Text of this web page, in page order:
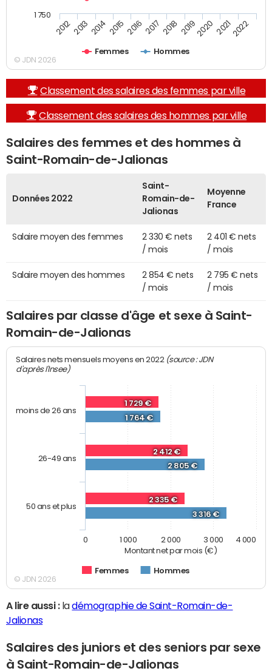
Femmes Hommes
2012 2013 2014 2015 2016 2017 2018 20192020 20212022
1 750
© JDN 2026
Classement des salaires des femmes par ville
Classement des salaires des hommes par ville
Salaires des femmes et des hommes à
Saint-Romain-de-Jalionas
Données 2022
Saint-
Romain-de-
Jalionas
Moyenne
France
Salaire moyen des femmes
2 330 € nets
/ mois
2 401 € nets
/ mois
Salaire moyen des hommes
2 854 € nets
/ mois
2 795 € nets
/ mois
Salaires par classe d'âge et sexe à Saint-
Romain-de-Jalionas
Montant net par mois (€)
Salaires nets mensuels moyens en 2022 (source : JDN
d'après l'Insee)
1 729 €
2 412 €
2 335 €
1 764 €
2 805 €
3 316 €
Femmes Hommes
moins de 26 ans
26-49 ans
50 ans et plus
0 1 000 2 000 3 000 4 000
© JDN 2026
A lire aussi :ladémographie de Saint-Romain-de-
Jalionas
Salaires des juniors et des seniors par sexe
à Saint-Romain-de-Jalionas